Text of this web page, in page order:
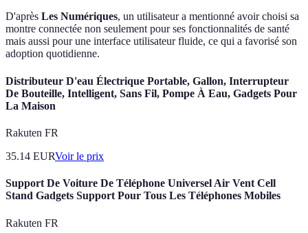
D'après Les Numériques, un utilisateur a mentionné avoir choisi sa
montre connectée non seulement pour ses fonctionnalités de santé
mais aussi pour une interface utilisateur fluide, ce qui a favorisé son
adoption quotidienne.
Distributeur D'eau Électrique Portable, Gallon, Interrupteur
De Bouteille, Intelligent, Sans Fil, Pompe À Eau, Gadgets Pour
La Maison
Rakuten FR
35.14 EURVoir le prix
Support De Voiture De Téléphone Universel Air Vent Cell
Stand Gadgets Support Pour Tous Les Téléphones Mobiles
Rakuten FR